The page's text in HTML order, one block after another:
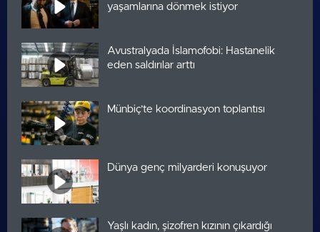
yaşamlarına dönmek istiyor
Avustralyada İslamofobi: Hastanelik
eden saldırılar arttı
Münbiç’te koordinasyon toplantısı
Dünya genç milyarderi konuşuyor
Yaşlı kadın, şizofren kızının çıkardığı